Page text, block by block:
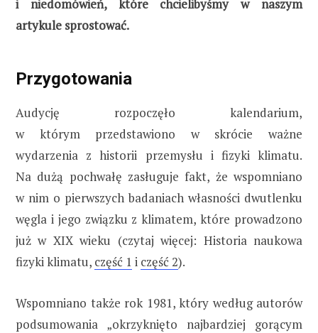
i niedomówień, które chcielibyśmy w naszym
artykule sprostować.
Przygotowania
Audycję rozpoczęło kalendarium,
w którym przedstawiono w skrócie ważne
wydarzenia z historii przemysłu i fizyki klimatu.
Na dużą pochwałę zasługuje fakt, że wspomniano
w nim o pierwszych badaniach własności dwutlenku
węgla i jego związku z klimatem, które prowadzono
już w XIX wieku (czytaj więcej: Historia naukowa
fizyki klimatu, część 1 i część 2).
Wspomniano także rok 1981, który według autorów
podsumowania „okrzyknięto najbardziej gorącym